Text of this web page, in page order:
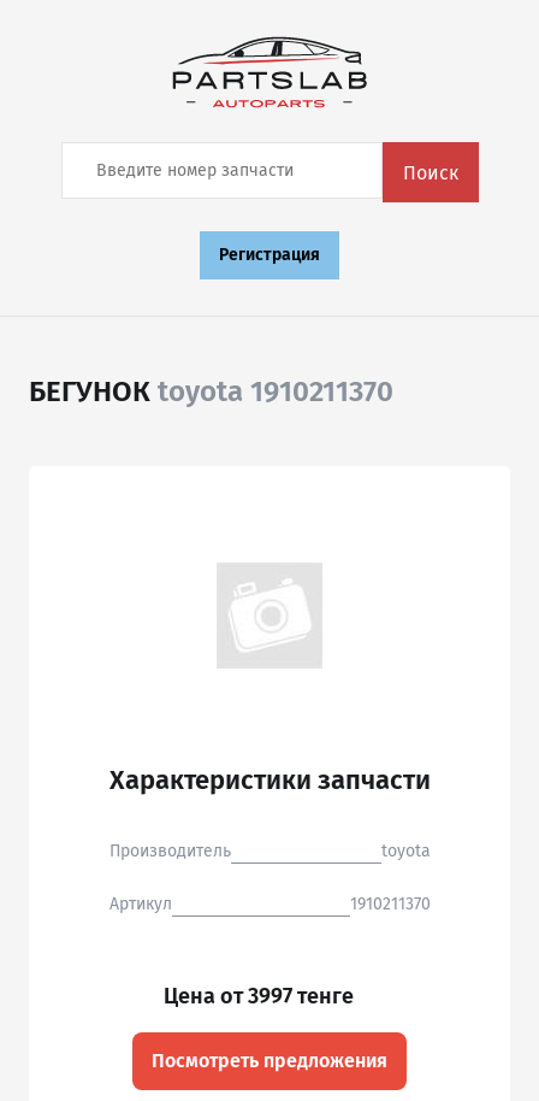
Поиск
Регистрация
БЕГУНОК toyota 1910211370
Характеристики запчасти
Производитель toyota
Артикул 1910211370
Цена от 3997 тенге
Посмотреть предложения